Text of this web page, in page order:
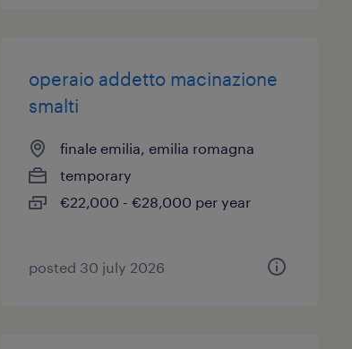
operaio addetto macinazione
smalti
finale emilia, emilia romagna
temporary
€22,000 - €28,000 per year
posted 30 july 2026